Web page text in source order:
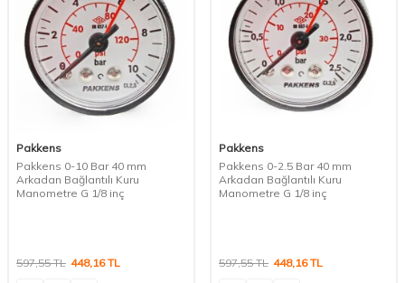
Pakkens
Pakkens 0-10 Bar 40 mm
Arkadan Bağlantılı Kuru
Manometre G 1/8 inç
597,55TL 448,16TL
Pakkens
Pakkens 0-2.5 Bar 40 mm
Arkadan Bağlantılı Kuru
Manometre G 1/8 inç
597,55TL 448,16TL